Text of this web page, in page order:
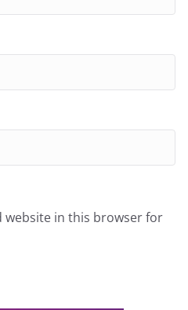
website in this browser for